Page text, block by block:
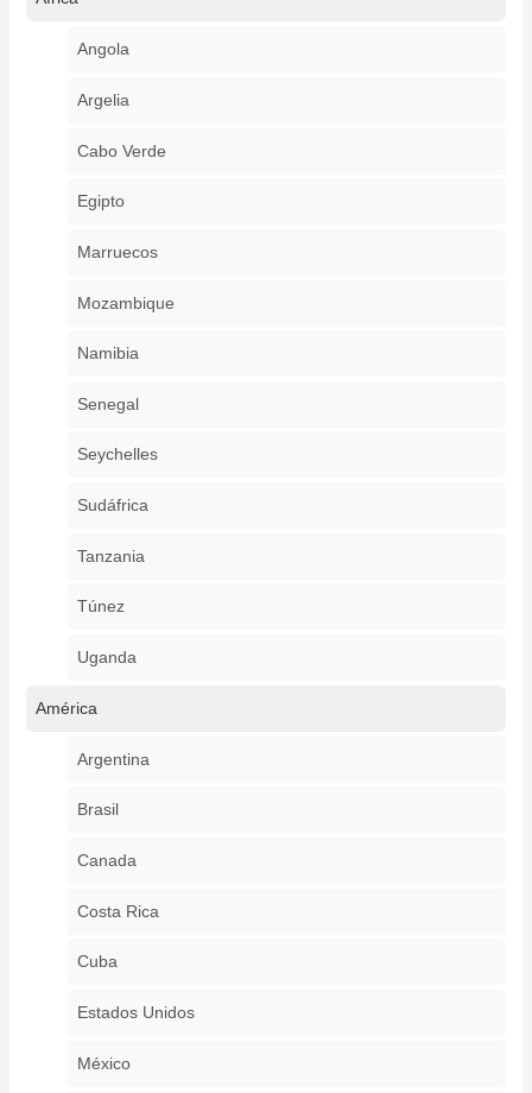
Angola
Argelia
Cabo Verde
Egipto
Marruecos
Mozambique
Namibia
Senegal
Seychelles
Sudáfrica
Tanzania
Túnez
Uganda
América
Argentina
Brasil
Canada
Costa Rica
Cuba
Estados Unidos
México